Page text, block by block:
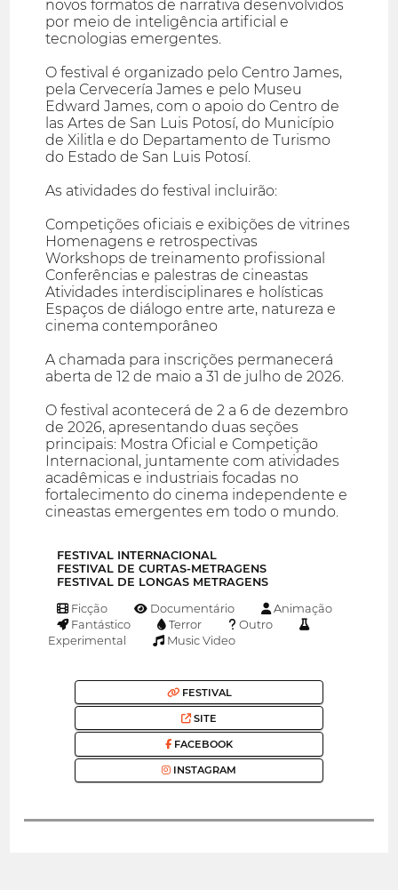
novos formatos de narrativa desenvolvidos
por meio de inteligência artificial e
tecnologias emergentes.
O festival é organizado pelo Centro James,
pela Cervecería James e pelo Museu
Edward James, com o apoio do Centro de
las Artes de San Luis Potosí, do Município
de Xilitla e do Departamento de Turismo
do Estado de San Luis Potosí.
As atividades do festival incluirão:
Competições oficiais e exibições de vitrines
Homenagens e retrospectivas
Workshops de treinamento profissional
Conferências e palestras de cineastas
Atividades interdisciplinares e holísticas
Espaços de diálogo entre arte, natureza e
cinema contemporâneo
A chamada para inscrições permanecerá
aberta de 12 de maio a 31 de julho de 2026.
O festival acontecerá de 2 a 6 de dezembro
de 2026, apresentando duas seções
principais: Mostra Oficial e Competição
Internacional, juntamente com atividades
acadêmicas e industriais focadas no
fortalecimento do cinema independente e
cineastas emergentes em todo o mundo.
FESTIVAL INTERNACIONAL
FESTIVAL DE CURTAS-METRAGENS
FESTIVAL DE LONGAS METRAGENS
Ficção Documentário
Animação
Fantástico
Terror
Outro
Experimental
Music Video
FESTIVAL
SITE
FACEBOOK
INSTAGRAM